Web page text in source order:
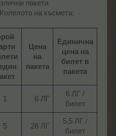
пакети
на късмета:
Цена
на
пакета
Единична
цена на
билет в
пакета
1​ 6 ЛГ​
6 ЛГ /
билет​
5​ 28 ЛГ​
5,5 ЛГ /
билет​